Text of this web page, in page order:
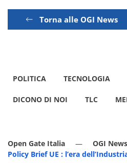
Torna alle OGI News
POLITICA TECNOLOGIA
DICONO DI NOI TLC
Open Gate Italia OGI News
Policy Brief UE : l’era